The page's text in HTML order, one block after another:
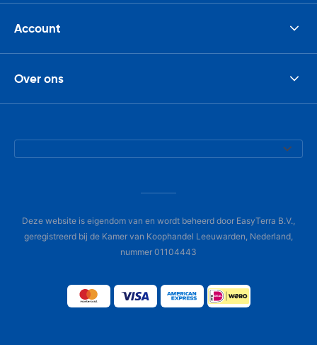
Account
Over ons
Deze website is eigendom van en wordt beheerd door EasyTerra B.V.,
geregistreerd bij de Kamer van Koophandel Leeuwarden, Nederland,
nummer 01104443